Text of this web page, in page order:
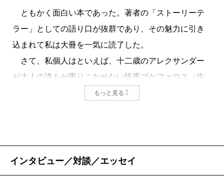
ともかく面白い本であった。著者の「ストーリーテ
ラー」としての語り口が抜群であり、その魅力に引き
込まれて私は大冊を一気に読了した。
さて、私個人はといえば、十二歳のアレクサンダー
が大人の誰もが乗りこなせない怪馬ブケファロス（牛
の頭の意）を見事に統御し、その馬と最後のヒダスペ
かも短命ながら極めて運の良い人であったということ
もっと見る
インタビュー／対談／エッセイ